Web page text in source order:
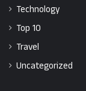
Technology
Top 10
Travel
Uncategorized